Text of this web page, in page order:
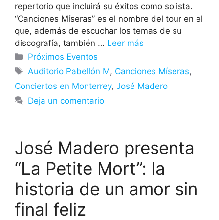
repertorio que incluirá su éxitos como solista.
“Canciones Míseras” es el nombre del tour en el
que, además de escuchar los temas de su
discografía, también … Leer más
Categorías
Próximos Eventos
Etiquetas
Auditorio Pabellón M, Canciones Míseras,
Conciertos en Monterrey, José Madero
Deja un comentario
José Madero presenta
“La Petite Mort”: la
historia de un amor sin
final feliz